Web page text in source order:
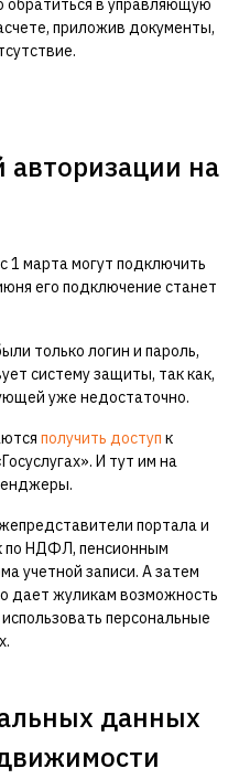
в управляющую
приложив документы,
на
1 марта могут подключить
его подключение станет
только логин и пароль,
систему защиты, так как,
уже недостаточно.
получить доступ к
И тут им на
портала и
по НДФЛ, пенсионным
учетной записи. А затем
дает жуликам возможность
персональные
данных